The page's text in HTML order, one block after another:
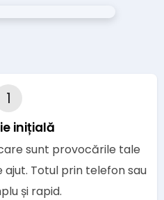
1
inițială
sunt provocările tale
Totul prin telefon sau
și rapid.